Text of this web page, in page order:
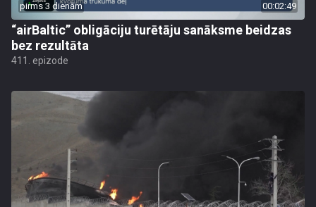
pirms 3 dienām 00:02:49
“airBaltic” obligāciju turētāju sanāksme beidzas
bez rezultāta
411. epizode